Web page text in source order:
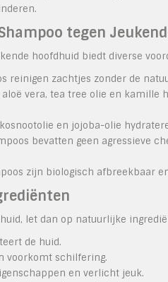
tegen
hoofdhuid biedt diverse
reinigen zachtjes zonder de
aloë vera, tea tree olie en
en jojoba-olie
bevatten geen agressieve
zijn biologisch afbreekbaar
let dan op natuurlijke
de huid.
voorkomt schilfering.
en verlicht jeuk.